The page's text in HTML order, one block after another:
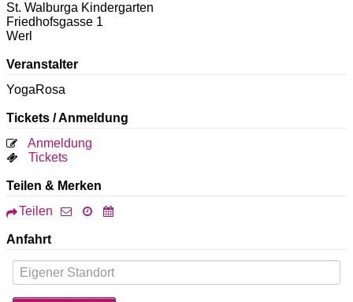
St. Walburga Kindergarten
Friedhofsgasse 1
Werl
Veranstalter
YogaRosa
Tickets / Anmeldung
Anmeldung
Tickets
Teilen & Merken
Teilen
Anfahrt